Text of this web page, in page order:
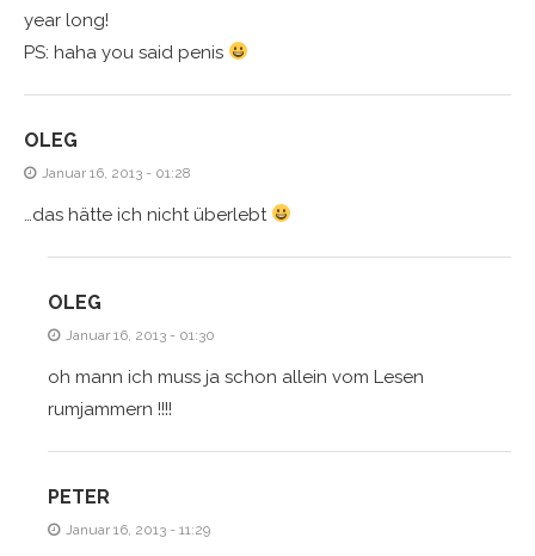
year long!
PS: haha you said penis
OLEG
Januar 16, 2013 - 01:28
…das hätte ich nicht überlebt
OLEG
Januar 16, 2013 - 01:30
oh mann ich muss ja schon allein vom Lesen
rumjammern !!!!
PETER
Januar 16, 2013 - 11:29